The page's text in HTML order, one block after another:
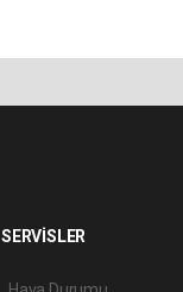
SERVİSLER